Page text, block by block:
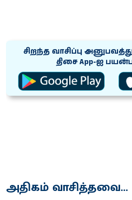
சிறந்த வாசிப்பு
திசை App-ஐ
அதிகம் வாசித்தவை...